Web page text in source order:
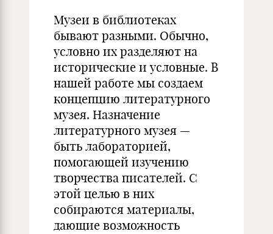
Музеи в библиотеках
бывают разными. Обычно,
условно их разделяют на
исторические и условные. В
нашей работе мы создаем
концепцию литературного
музея. Назначение
литературного музея —
быть лабораторией,
помогающей изучению
творчества писателей. С
этой целью в них
собираются материалы,
дающие возможность